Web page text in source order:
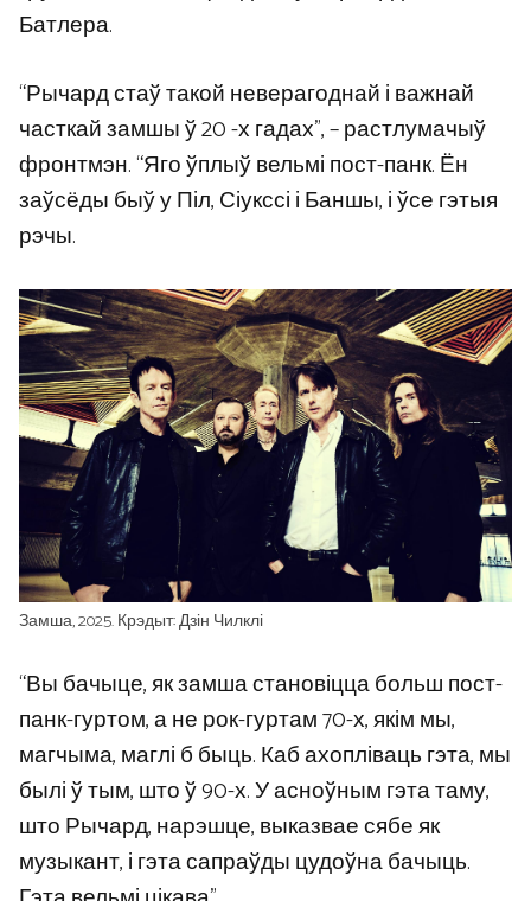
Батлера.
“Рычард стаў такой неверагоднай і важнай
часткай замшы ў 20 -х гадах”, – растлумачыў
фронтмэн. “Яго ўплыў вельмі пост-панк. Ён
заўсёды быў у Піл, Сіукссі і Баншы, і ўсе гэтыя
рэчы.
Замша, 2025. Крэдыт: Дзін Чилклі
“Вы бачыце, як замша становіцца больш пост-
панк-гуртом, а не рок-гуртам 70-х, якім мы,
магчыма, маглі б быць. Каб ахопліваць гэта, мы
былі ў тым, што ў 90-х. У асноўным гэта таму,
што Рычард, нарэшце, выказвае сябе як
музыкант, і гэта сапраўды цудоўна бачыць.